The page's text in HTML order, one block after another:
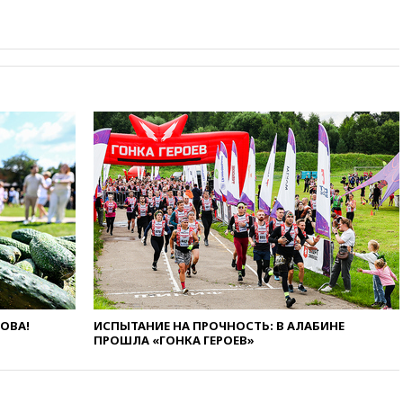
финансировании
экстремизма
вчера, 20:20Суд США
постановил остановить
строительство бального зала в
Белом доме
вчера, 20:15Сенат США
одобрил ужесточение
санкций против России и
Ирана
против журналистки Катерины
России
ИСПЫТАНИЕ НА ПРОЧНОСТЬ: В АЛАБИНЕ
ПРОШЛА «ГОНКА ГЕРОЕВ»